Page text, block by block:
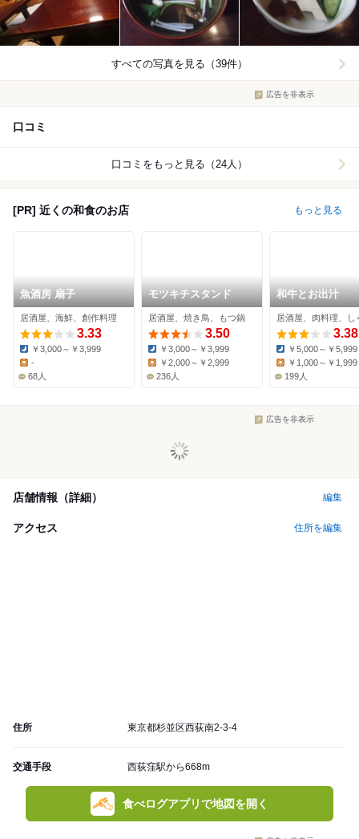
すべての写真を見る（39件）
広告を非表示
口コミ
口コミをもっと見る（24人）
[PR] 近くの和食のお店 もっと見る
魚酒房 扇子
居酒屋、海鮮、創作料理
3.33
Dinner:
￥3,000～￥3,999
Lunch:
-
68人
モツキチスタンド
居酒屋、焼き鳥、もつ鍋
3.50
Dinner:
￥3,000～￥3,999
￥2,000～￥2,999
236人
和牛とお出汁
3.38
Dinner:
￥5,000～￥5,999
￥1,000～￥1,999
199人
広告を非表示
店舗情報（詳細） 編集
アクセス 住所を編集
住所 東京都杉並区西荻南2-3-4
交通手段 西荻窪駅から668m
食べログアプリで地図を開く